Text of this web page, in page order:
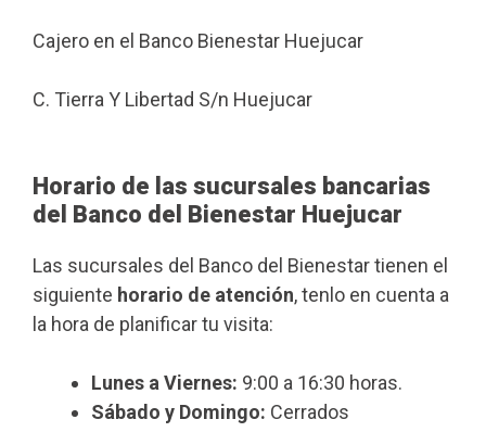
Cajero en el Banco Bienestar Huejucar
C. Tierra Y Libertad S/n Huejucar
Horario de las sucursales bancarias
del Banco del Bienestar Huejucar
Las sucursales del Banco del Bienestar tienen el
siguiente horario de atención, tenlo en cuenta a
la hora de planificar tu visita:
Lunes a Viernes: 9:00 a 16:30 horas.
Sábado y Domingo: Cerrados